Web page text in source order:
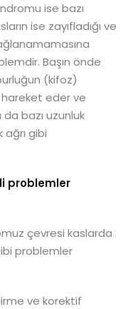
ise bazı
ise zayıfladığı ve
Başın önde
(kifoz)
eder ve
bazı uzunluk
gibi
problemler
çevresi kaslarda
problemler
ve korektif